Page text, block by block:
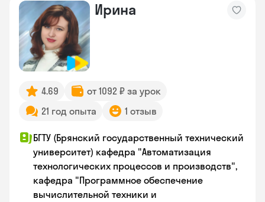
Ирина
4.69
от 1092 ₽ за урок
21 год опыта
1 отзыв
БГТУ (Брянский государственный технический
университет) кафедра "Автоматизация
технологических процессов и производств",
кафедра "Программное обеспечение
вычислительной техники и